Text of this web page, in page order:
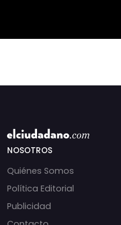
NOSOTROS
Quiénes Somos
Política Editorial
Publicidad